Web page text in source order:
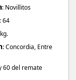
: Novillitos
: 64
: Concordia, Entre
60 del remate